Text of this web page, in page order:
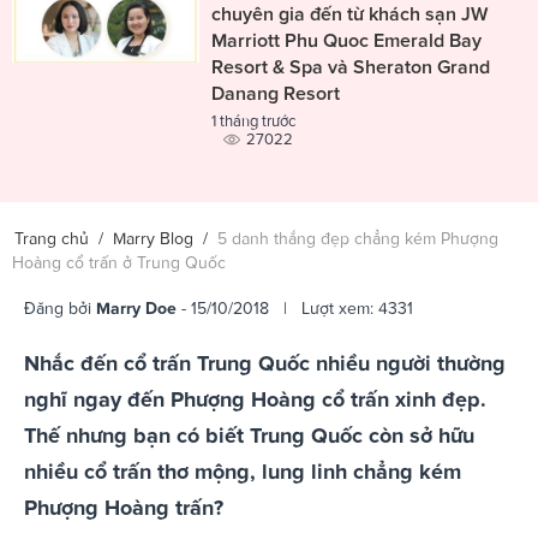
chuyên gia đến từ khách sạn JW
Marriott Phu Quoc Emerald Bay
Resort & Spa và Sheraton Grand
Danang Resort
1 tháng trước
27022
Trang chủ / Marry Blog / 5 danh thắng đẹp chẳng kém Phượng
Hoàng cổ trấn ở Trung Quốc
Đăng bởi Marry Doe - 15/10/2018 | Lượt xem: 4331
Nhắc đến cổ trấn Trung Quốc nhiều người thường
nghĩ ngay đến Phượng Hoàng cổ trấn xinh đẹp.
Thế nhưng bạn có biết Trung Quốc còn sở hữu
nhiều cổ trấn thơ mộng, lung linh chẳng kém
Phượng Hoàng trấn?